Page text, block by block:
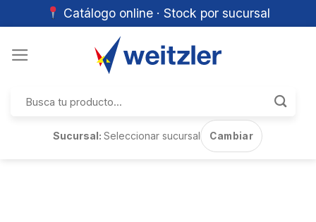
Catálogo online · Stock por sucursal
por:
Sucursal:Seleccionar sucursal Cambiar